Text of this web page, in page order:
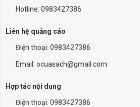
Hotline: 0983427386
Liên hệ quảng cáo
Điện thoại: 0983427386
Email: ocuasach@gmail.com
Hợp tác nội dung
Điện thoại: 0983427386